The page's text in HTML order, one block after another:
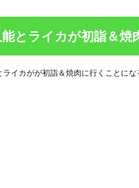
とライカが初詣＆焼
ライカがが初詣＆焼肉に行くことにな